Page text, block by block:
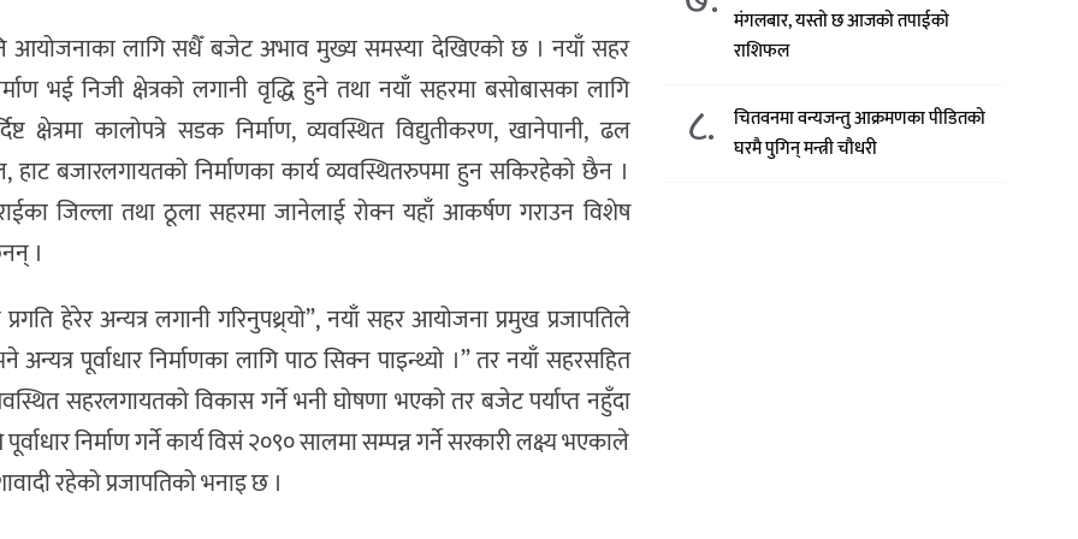
आयोजनाका लागि सधैँ बजेट अभाव मुख्य समस्या देखिएको छ । नयाँ सहर
भई निजी क्षेत्रको लगानी वृद्धि हुने तथा नयाँ सहरमा बसोबासका लागि
क्षेत्रमा कालोपत्रे सडक निर्माण, व्यवस्थित विद्युतीकरण, खानेपानी, ढल
हाट बजारलगायतको निर्माणका कार्य व्यवस्थितरुपमा हुन सकिरहेको छैन ।
जिल्ला तथा ठूला सहरमा जानेलाई रोक्न यहाँ आकर्षण गराउन विशेष
।
हेरेर अन्यत्र लगानी गरिनुपथ्र्यो”, नयाँ सहर आयोजना प्रमुख प्रजापतिले
पूर्वाधार निर्माणका लागि पाठ सिक्न पाइन्थ्यो ।” तर नयाँ सहरसहित
सहरलगायतको विकास गर्ने भनी घोषणा भएको तर बजेट पर्याप्त नहुँदा
निर्माण गर्ने कार्य विसं २०९० सालमा सम्पन्न गर्ने सरकारी लक्ष्य भएकाले
रहेको प्रजापतिको भनाइ छ ।
मंगलबार, यस्तो छ आजको तपाईको
राशिफल
८.
चितवनमा वन्यजन्तु आक्रमणका पीडितको
घरमै पुगिन् मन्त्री चौधरी